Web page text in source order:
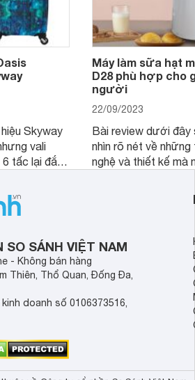
Skyway
vali
tấc lại đắt
Máy làm sữa hạt
D28 phù hợp cho
người
22/09/2023
Bài review dưới đây
nhìn rõ nét về những
nghệ và thiết kế mà
thể đưa ra quyết
SO SÁNH VIỆT NAM
- Không bán hàng
Thiên, Thổ Quan, Đống Đa,
doanh số 0106373516,